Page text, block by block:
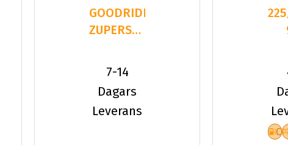
GOODRIDE
ZUPERSNOW
225/40R19
93 V XL
7-14
Dagars
Leverans
C